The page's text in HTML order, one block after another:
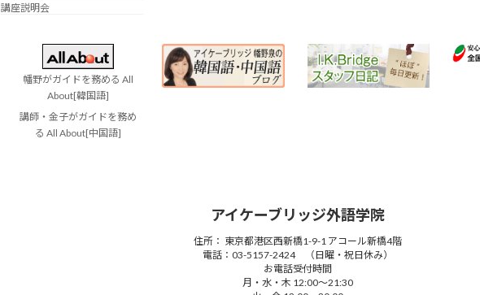
講座説明会
幡野がガイドを務める All
About[韓国語]
講師・金子がガイドを務め
る All About[中国語]
アイケーブリッジ外語学院
住所： 東京都港区西新橋1-9-1 アコール新橋4階
電話：03-5157-2424 （日曜・祝日休み）
お電話受付時間
月・水・木 12:00～21:30